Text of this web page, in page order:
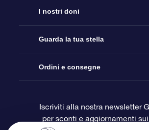
Assistenza
Contattaci
Blog
OSR Recensioni
I nostri doni
Online Star Gift
Pacchetto regalo OSR
Gift Card OSR
Guarda la tua stella
Registro stellare
Star Page personalizzata
Ordini e consegne
Informazioni di Pagamento
Iscriviti alla nostra newsletter
per sconti e aggiornamenti